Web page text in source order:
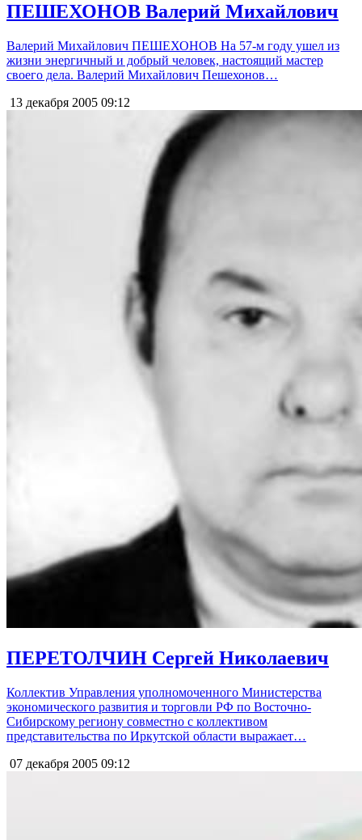
ПЕШЕХОНОВ Валерий Михайлович
Валерий Михайлович ПЕШЕХОНОВ На 57-м году ушел из
жизни энергичный и добрый человек, настоящий мастер
своего дела. Валерий Михайлович Пешехонов…
13 декабря 2005 09:12
ПЕРЕТОЛЧИН Сергей Николаевич
Коллектив Управления уполномоченного Министерства
экономического развития и торговли РФ по Восточно-
Сибирскому региону совместно с коллективом
представительства по Иркутской области выражает…
07 декабря 2005 09:12